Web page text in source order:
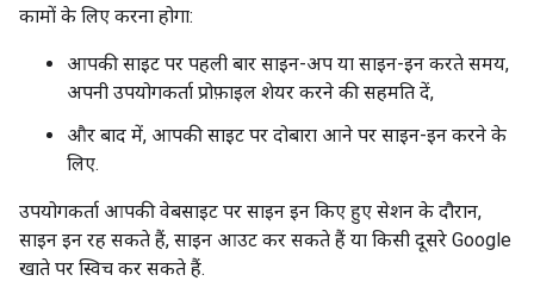
कामों के लिए करना होगा:
आपकी साइट पर पहली बार साइन-अप या साइन-इन करते समय,
अपनी उपयोगकर्ता प्रोफ़ाइल शेयर करने की सहमति दें,
और बाद में, आपकी साइट पर दोबारा आने पर साइन-इन करने के
लिए.
उपयोगकर्ता आपकी वेबसाइट पर साइन इन किए हुए सेशन के दौरान,
साइन इन रह सकते हैं, साइन आउट कर सकते हैं या किसी दूसरे Google
खाते पर स्विच कर सकते हैं.